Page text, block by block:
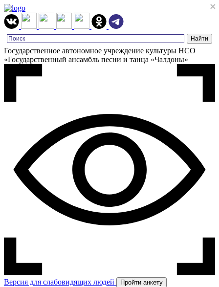
Государственное автономное учреждение культуры НСО
«Государственный ансамбль песни и танца «Чалдоны»
Версия для слабовидящих людей Пройти анкету
×
×